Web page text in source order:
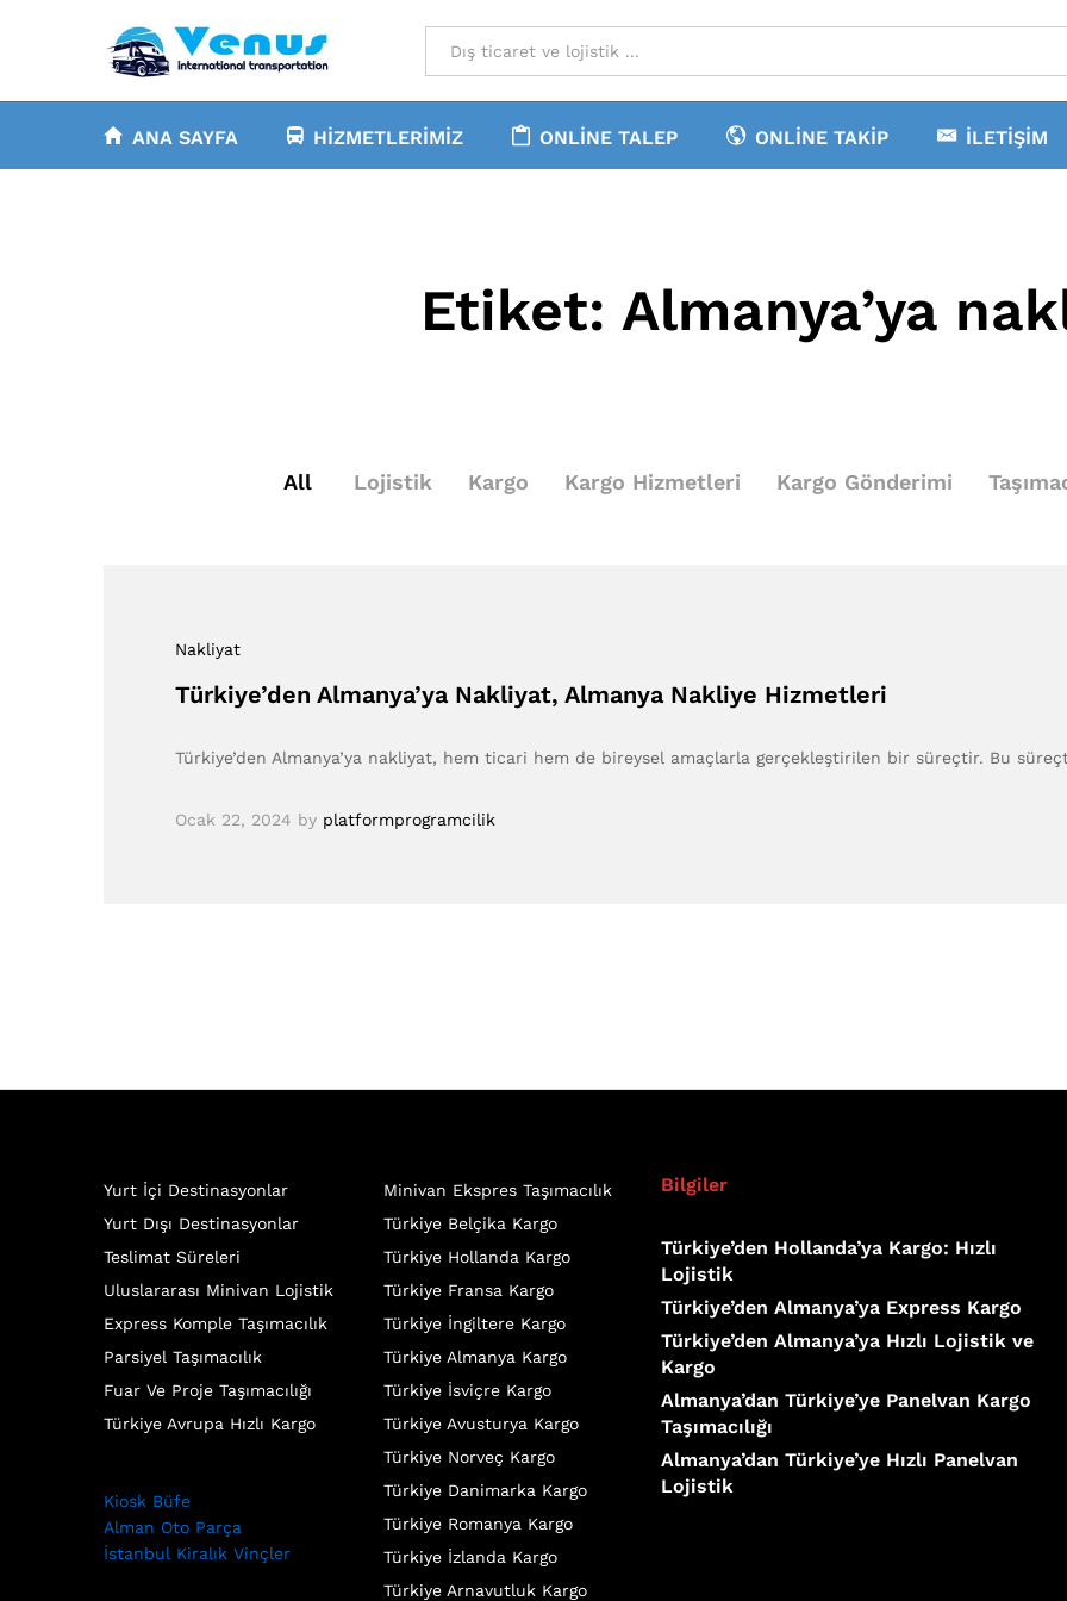
ANA SAYFA HIZMETLERIMIZ ONLINE TALEP ONLINE TAKIP İLETIŞIM
Etiket: Almanya’ya
All Lojistik Kargo Kargo Hizmetleri Kargo Gönderimi
Nakliyat
Türkiye’den Almanya’ya Nakliyat, Almanya Nakliye Hizmetleri
Türkiye’den Almanya’ya nakliyat, hem ticari hem de bireysel amaçlarla gerçekleştirilen bir süreçtir. Bu
Ocak 22, 2024 by platformprogramcilik
Yurt İçi Destinasyonlar
Yurt Dışı Destinasyonlar
Teslimat Süreleri
Uluslararası Minivan Lojistik
Express Komple Taşımacılık
Parsiyel Taşımacılık
Fuar Ve Proje Taşımacılığı
Türkiye Avrupa Hızlı Kargo
Kiosk Büfe
Alman Oto Parça
İstanbul Kiralık Vinçler
Minivan Ekspres Taşımacılık
Türkiye Belçika Kargo
Türkiye Hollanda Kargo
Türkiye Fransa Kargo
Türkiye İngiltere Kargo
Türkiye Almanya Kargo
Türkiye İsviçre Kargo
Türkiye Avusturya Kargo
Türkiye Norveç Kargo
Türkiye Danimarka Kargo
Türkiye Romanya Kargo
Türkiye İzlanda Kargo
Türkiye Arnavutluk Kargo
Bilgiler
Türkiye’den Hollanda’ya Kargo: Hızlı
Lojistik
Türkiye’den Almanya’ya Express Kargo
Türkiye’den Almanya’ya Hızlı Lojistik ve
Kargo
Almanya’dan Türkiye’ye Panelvan Kargo
Taşımacılığı
Almanya’dan Türkiye’ye Hızlı Panelvan
Lojistik